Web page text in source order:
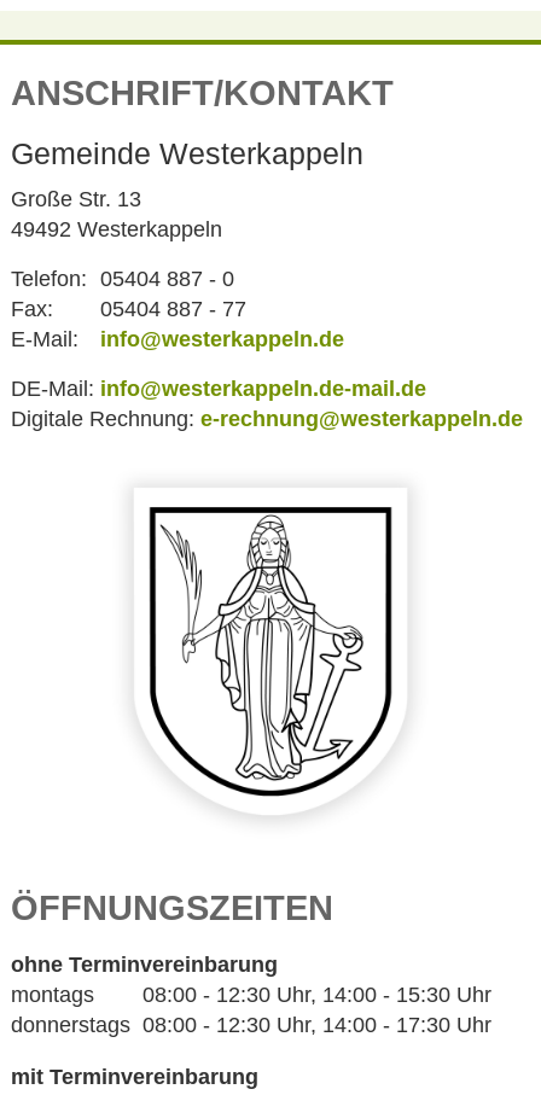
ANSCHRIFT/KONTAKT
Gemeinde Westerkappeln
Große Str. 13
49492 Westerkappeln
Telefon: 05404 887 - 0
Fax:
05404 887 - 77
E-Mail:
info@westerkappeln.de
DE-Mail: info@westerkappeln.de-mail.de
Digitale Rechnung: e-rechnung@westerkappeln.de
ÖFFNUNGSZEITEN
ohne Terminvereinbarung
montags 08:00 - 12:30 Uhr, 14:00 - 15:30 Uhr
donnerstags 08:00 - 12:30 Uhr, 14:00 - 17:30 Uhr
mit Terminvereinbarung